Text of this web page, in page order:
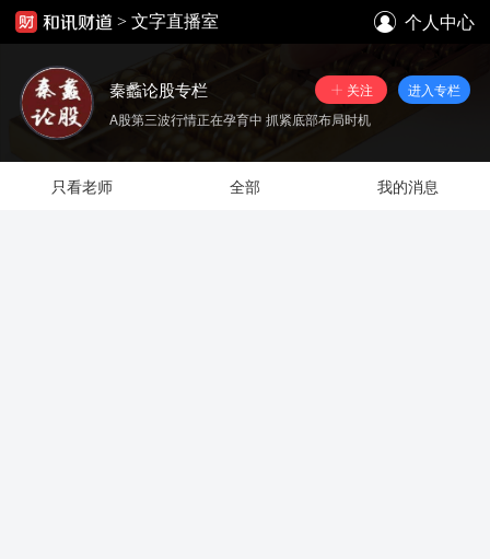
> 文字直播室 个人中心
秦蠡论股专栏 关注
进入专栏
A股第三波行情正在孕育中 抓紧底部布局时机
只看老师 全部 我的消息